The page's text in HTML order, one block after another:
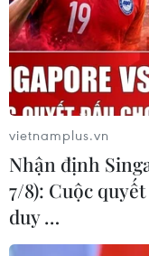
trí tuệ
08/08/2026 04:29
Dắt chó đi dạo
định, bị phạt đến
08/08/2026 04:16
Bảo đảm quốc
gia song không
vietnamplus.vn
Nhận định
7/8): Cuộc
duy …